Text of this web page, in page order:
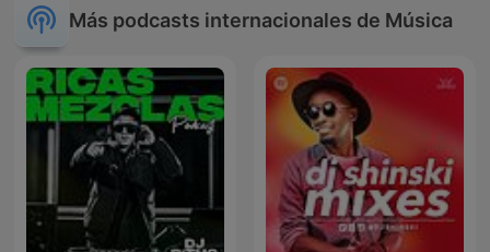
Más podcasts internacionales de Música